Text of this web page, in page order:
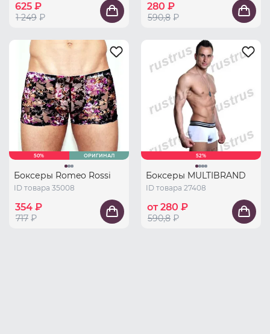
625 ₽
1 249 ₽
280 ₽
590,8 ₽
50% ОРИГИНАЛ
Боксеры Romeo Rossi
ID товара 35008
354 ₽
717 ₽
52%
Боксеры MULTIBRAND
ID товара 27408
от 280 ₽
590,8 ₽